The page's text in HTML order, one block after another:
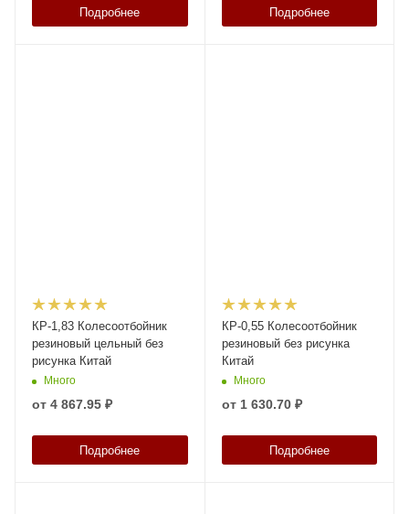
Подробнее Подробнее
КР-1,83 Колесоотбойник
резиновый цельный без
рисунка Китай
Много
от 4 867.95 ₽
Подробнее
КР-0,55 Колесоотбойник
резиновый без рисунка
Китай
Много
от 1 630.70 ₽
Подробнее